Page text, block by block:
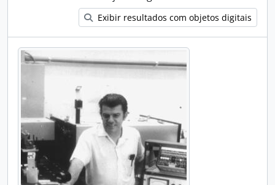
Exibir resultados com objetos digitais